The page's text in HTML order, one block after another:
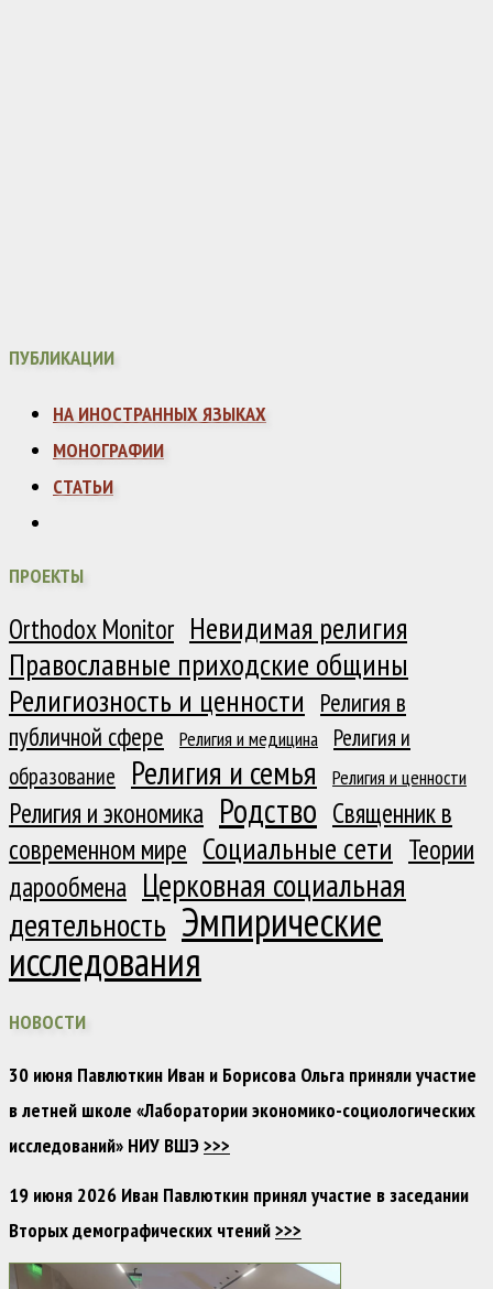
ПУБЛИКАЦИИ
НА ИНОСТРАННЫХ ЯЗЫКАХ
МОНОГРАФИИ
СТАТЬИ
ПРОЕКТЫ
Orthodox Monitor Невидимая религия
Православные приходские общины
Религиозность и ценности Религия в
публичной сфере
Религия и медицина
Религия и
образование
Религия и семья Религия и ценности
Религия и экономика Родство Священник в
современном мире Социальные сети Теории
дарообмена Церковная социальная
деятельность Эмпирические
исследования
НОВОСТИ
30 июня Павлюткин Иван и Борисова Ольга приняли участие
в летней школе «Лаборатории экономико-социологических
исследований» НИУ ВШЭ>>>
19 июня 2026 Иван Павлюткин принял участие в заседании
Вторых демографических чтений>>>